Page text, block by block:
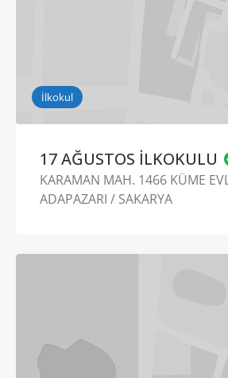
İlkokul
17 AĞUSTOS İLKOKULU
KARAMAN MAH. 1466 KÜME
ADAPAZARI / SAKARYA